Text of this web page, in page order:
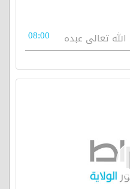
08:00